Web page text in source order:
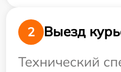
2
Выезд
Технический